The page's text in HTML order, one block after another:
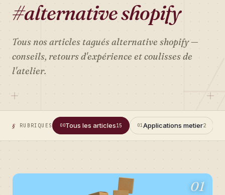
#alternative shopify
Tous nos articles taguésalternative shopify—
conseils, retours d'expérience et coulisses de
l'atelier.
RUBRIQUES 00Tous les articles15 01Applications metier2
01